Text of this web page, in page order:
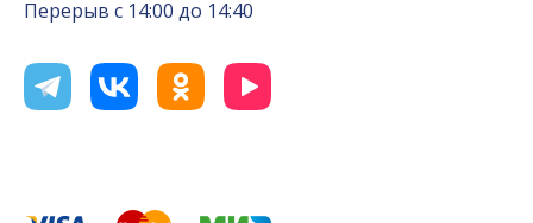
Перерыв с 14:00 до 14:40